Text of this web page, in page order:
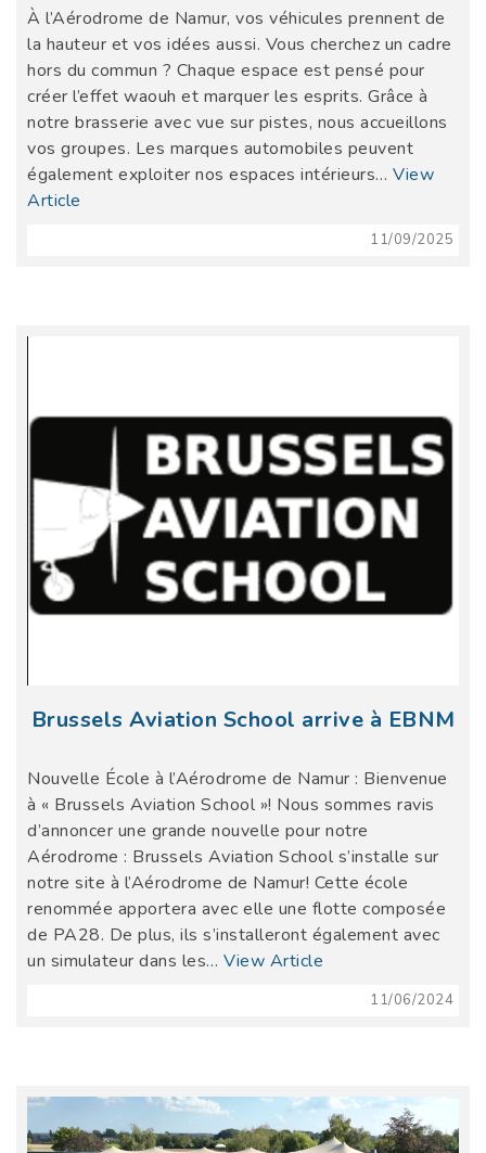
À l’Aérodrome de Namur, vos véhicules prennent de
la hauteur et vos idées aussi. Vous cherchez un cadre
hors du commun ? Chaque espace est pensé pour
créer l’effet waouh et marquer les esprits. Grâce à
notre brasserie avec vue sur pistes, nous accueillons
vos groupes. Les marques automobiles peuvent
également exploiter nos espaces intérieurs… View
Article
11/09/2025
Brussels Aviation School arrive à EBNM
Nouvelle École à l’Aérodrome de Namur : Bienvenue
à « Brussels Aviation School »! Nous sommes ravis
d’annoncer une grande nouvelle pour notre
Aérodrome : Brussels Aviation School s’installe sur
notre site à l’Aérodrome de Namur! Cette école
renommée apportera avec elle une flotte composée
de PA28. De plus, ils s’installeront également avec
un simulateur dans les… View Article
11/06/2024